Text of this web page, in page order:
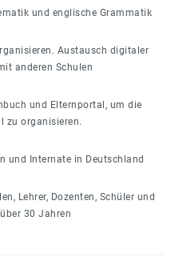
und englische Grammatik
Austausch digitaler
anderen Schulen
und Elternportal, um die
zu organisieren.
und Internate in Deutschland
Lehrer, Dozenten, Schüler und
30 Jahren